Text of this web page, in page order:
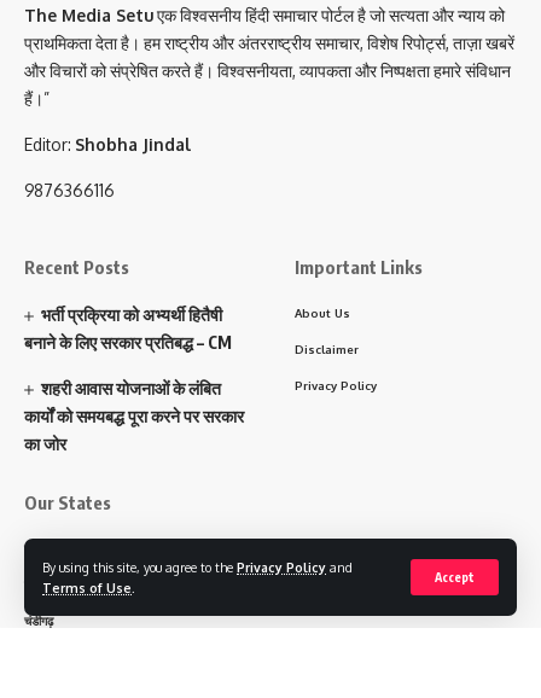
By using this site, you agree to the Privacy Policy and
Terms of Use
Accept
The Media Setuएक विश्वसनीय हिंदी समाचार पोर्टल है जो सत्यता और न्याय को
प्राथमिकता देता है। हम राष्ट्रीय और अंतरराष्ट्रीय समाचार, विशेष रिपोर्ट्स, ताज़ा खबरें
और विचारों को संप्रेषित करते हैं। विश्वसनीयता, व्यापकता और निष्पक्षता हमारे संविधान
हैं।”
Editor: Shobha Jindal
9876366116
Recent Posts
भर्ती प्रक्रिया को अभ्यर्थी हितैषी
बनाने के लिए सरकार प्रतिबद्ध – CM
शहरी आवास योजनाओं के लंबित
कार्यों को समयबद्ध पूरा करने पर सरकार
का जोर
Important Links
About Us
Disclaimer
Privacy Policy
Our States
पंजाब
हरियाणा
चंडीगढ़